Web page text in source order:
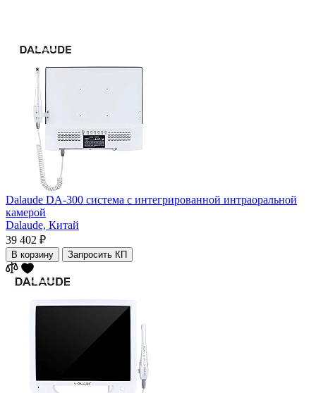
Dalaude DA-300 система с интегрированной интраоральной
камерой
Dalaude, Китай
39 402 ₽
В корзину Запросить КП